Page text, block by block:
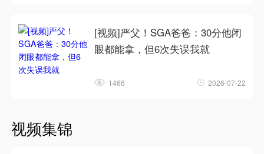
[视频]严父！SGA爸爸：30分他闭
眼都能拿，但6次失误我就
1466 2026-07-22
视频集锦